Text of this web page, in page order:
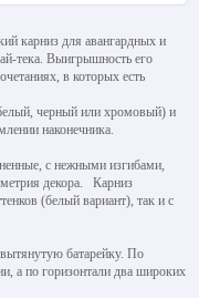
карниз для авангардных и
тека. Выигрышность его
в которых есть
черный или хромовый) и
наконечника.
с нежными изгибами,
декора. Карниз
(белый вариант), так и с
батарейку. По
а по горизонтали два широких